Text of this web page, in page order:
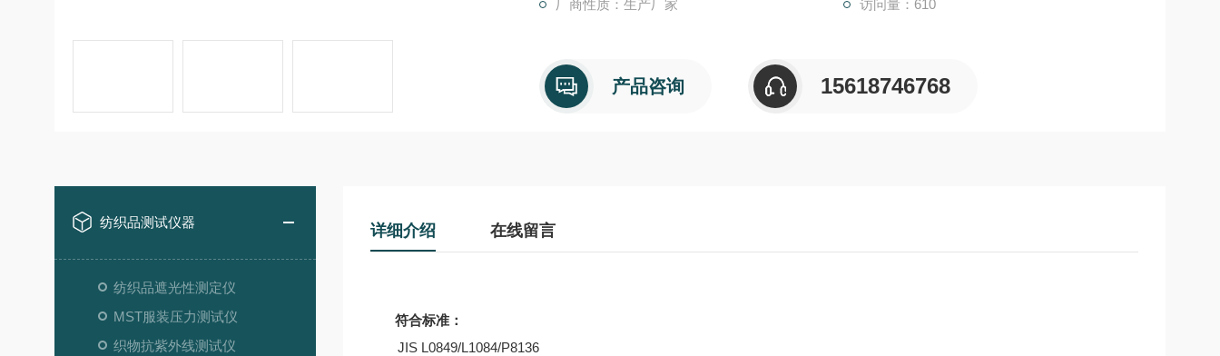
厂商性质：生产厂家 访问量：610
产品咨询 15618746768
纺织品测试仪器
纺织品遮光性测定仪
MST服装压力测试仪
织物抗紫外线测试仪
详细介绍 在线留言
符合标准：
JIS L0849/L1084/P8136